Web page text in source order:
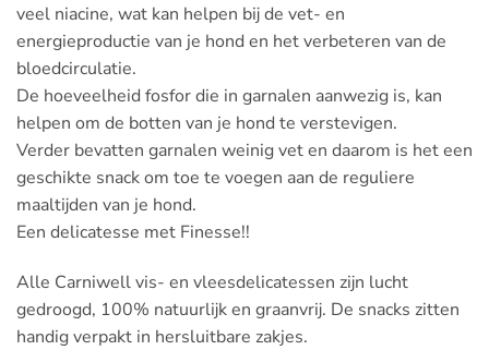
veel niacine, wat kan helpen bij de vet- en
energieproductie van je hond en het verbeteren van de
bloedcirculatie.
De hoeveelheid fosfor die in garnalen aanwezig is, kan
helpen om de botten van je hond te verstevigen.
Verder bevatten garnalen weinig vet en daarom is het een
geschikte snack om toe te voegen aan de reguliere
maaltijden van je hond.
Een delicatesse met Finesse!!
Alle Carniwell vis- en vleesdelicatessen zijn lucht
gedroogd, 100% natuurlijk en graanvrij. De snacks zitten
handig verpakt in hersluitbare zakjes.